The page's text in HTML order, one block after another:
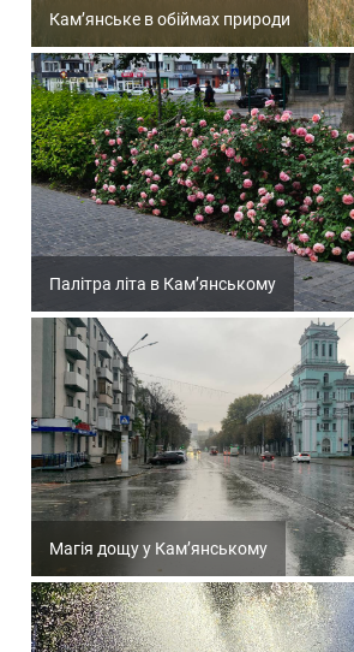
Кам’янське в обіймах природи
Палітра літа в Кам’янському
Магія дощу у Кам’янському